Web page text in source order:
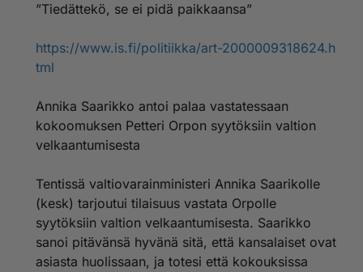
”Tiedättekö, se ei pidä paikkaansa”
https://www.is.fi/politiikka/art-2000009318624.h
tml
Annika Saarikko antoi palaa vastatessaan
kokoomuksen Petteri Orpon syytöksiin valtion
velkaantumisesta
Tentissä valtiovarainministeri Annika Saarikolle
(kesk) tarjoutui tilaisuus vastata Orpolle
syytöksiin valtion velkaantumisesta. Saarikko
sanoi pitävänsä hyvänä sitä, että kansalaiset ovat
asiasta huolissaan, ja totesi että kokouksissa